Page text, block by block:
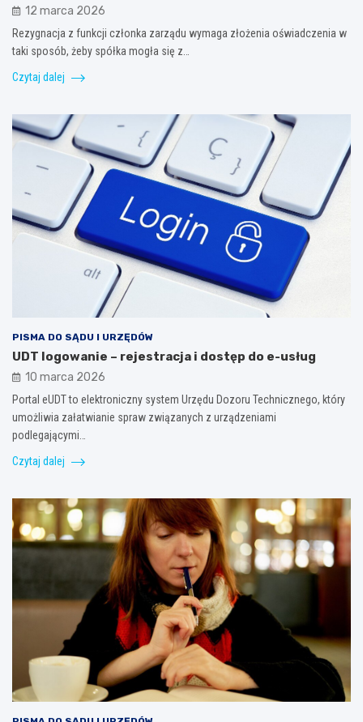
12 marca 2026
Rezygnacja z funkcji członka zarządu wymaga złożenia oświadczenia w
taki sposób, żeby spółka mogła się z…
Czytaj dalej
PISMA DO SĄDU I URZĘDÓW
UDT logowanie – rejestracja i dostęp do e-usług
10 marca 2026
Portal eUDT to elektroniczny system Urzędu Dozoru Technicznego, który
umożliwia załatwianie spraw związanych z urządzeniami
podlegającymi…
Czytaj dalej